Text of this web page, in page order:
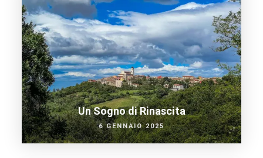
Un Sogno di Rinascita
6 GENNAIO 2025